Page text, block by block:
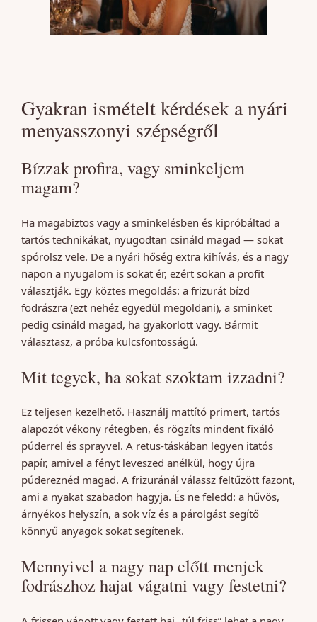
Gyakran ismételt kérdések a nyári
menyasszonyi szépségről
Bízzak profira, vagy sminkeljem
magam?
Ha magabiztos vagy a sminkelésben és kipróbáltad a
tartós technikákat, nyugodtan csináld magad — sokat
spórolsz vele. De a nyári hőség extra kihívás, és a nagy
napon a nyugalom is sokat ér, ezért sokan a profit
választják. Egy köztes megoldás: a frizurát bízd
fodrászra (ezt nehéz egyedül megoldani), a sminket
pedig csináld magad, ha gyakorlott vagy. Bármit
választasz, a próba kulcsfontosságú.
Mit tegyek, ha sokat szoktam izzadni?
Ez teljesen kezelhető. Használj mattító primert, tartós
alapozót vékony rétegben, és rögzíts mindent fixáló
púderrel és sprayvel. A retus-táskában legyen itatós
papír, amivel a fényt leveszed anélkül, hogy újra
púdereznéd magad. A frizuránál válassz feltűzött fazont,
ami a nyakat szabadon hagyja. És ne feledd: a hűvös,
árnyékos helyszín, a sok víz és a párolgást segítő
könnyű anyagok sokat segítenek.
Mennyivel a nagy nap előtt menjek
fodrászhoz hajat vágatni vagy festetni?